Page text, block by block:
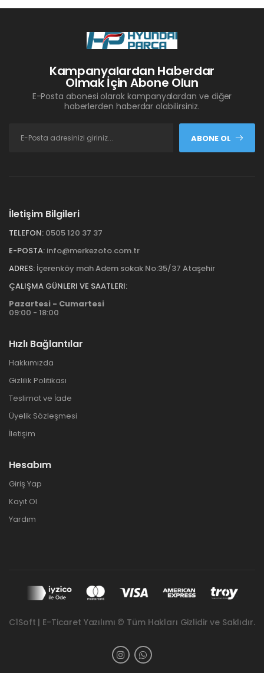
Kampanyalardan Haberdar
Olmak İçin Abone Olun
E-Posta abonesi olarak kampanyalardan ve diğer
haberlerden haberdar olabilirsiniz.
ABONE OL
İletişim Bilgileri
TELEFON: 0505 120 37 37
E-POSTA: info@merkezoto.com.tr
ADRES: İçerenköy mah Adem sokak No:35/37 Ataşehir
ÇALIŞMA GÜNLERI VE SAATLERI:
Pazartesi - Cumartesi
09:00 - 18:00
Hızlı Bağlantılar
Hakkımızda
Gizlilik Politikası
Teslimat ve İade
Üyelik Sözleşmesi
İletişim
Hesabım
Giriş Yap
Kayıt Ol
Yardım
C1Soft | E-Ticaret Yazılımı © Tüm Hakları Gizlidir ve Saklıdır.